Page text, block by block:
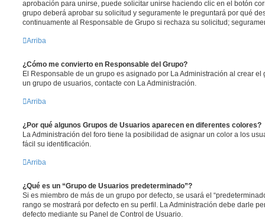
aprobación para unirse, puede solicitar unirse haciendo clic en el botón
grupo deberá aprobar su solicitud y seguramente le preguntará por qué
continuamente al Responsable de Grupo si rechaza su solicitud;
Arriba
¿Cómo me convierto en Responsable del Grupo?
El Responsable de un grupo es asignado por La Administración al crear el
un grupo de usuarios, contacte con La Administración.
Arriba
¿Por qué algunos Grupos de Usuarios aparecen en diferentes colores?
La Administración del foro tiene la posibilidad de asignar un color a los
fácil su identificación.
Arriba
¿Qué es un “Grupo de Usuarios predeterminado”?
Si es miembro de más de un grupo por defecto, se usará el
rango se mostrará por defecto en su perfil. La Administración debe darle
defecto mediante su Panel de Control de Usuario.